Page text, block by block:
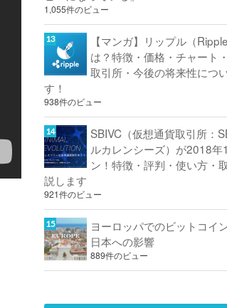
1,055件のビュー
【マンガ】リップル（
は？特徴・価格・チャート
取引所・今後の将来性につ
す！
938件のビュー
SBIVC（仮想通貨取引所：
ルカレンシーズ）が2018年
ン！特徴・評判・使い方・
説します
921件のビュー
ヨーロッパでのビットコイ
日本への影響
889件のビュー